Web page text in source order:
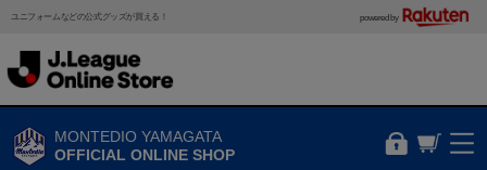
ユニフォームなどの公式グッズが買える！ powered by
MONTEDIO YAMAGATA
OFFICIAL ONLINE SHOP